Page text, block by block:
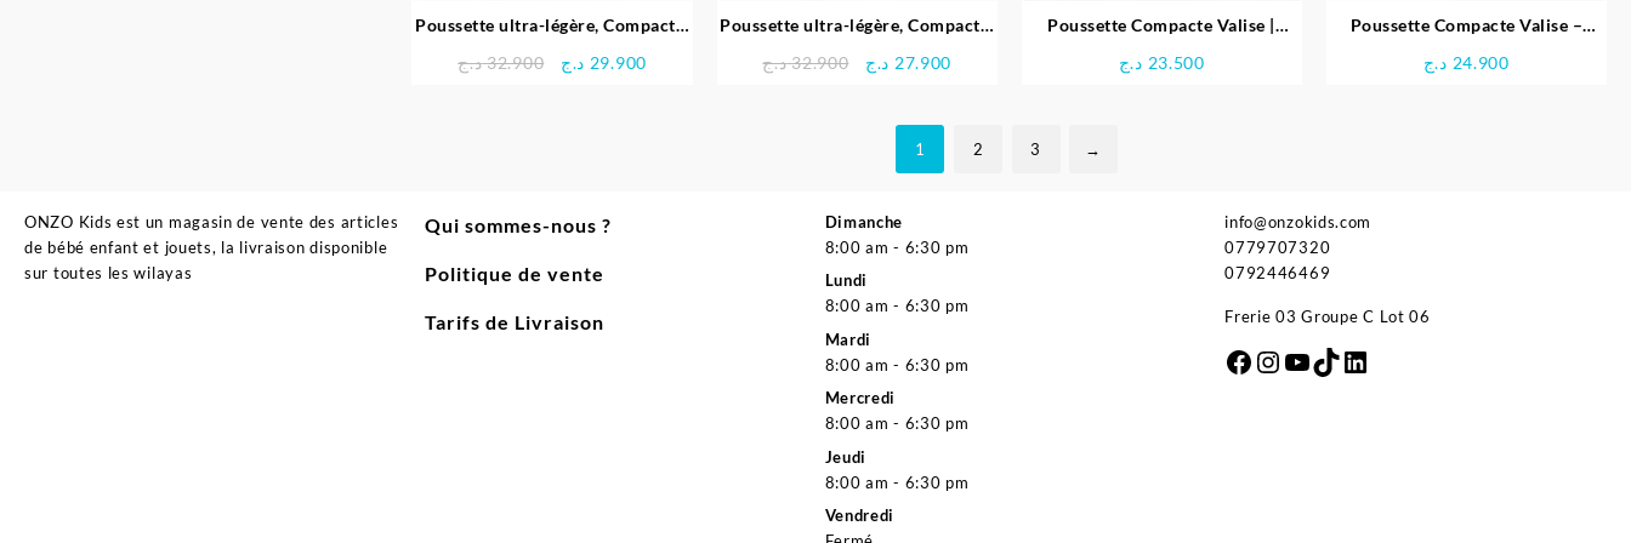
Poussette ultra-légère, Compacte,
32.900 د.ج
Le
29.900 د.ج
Poussette ultra-légère, Compacte,
32.900 د.ج
Le
27.900 د.ج
Poussette Compacte Valise |
23.500 د.ج
Poussette Compacte Valise –
24.900 د.ج
1 2 3 →
ONZO Kids est un magasin de vente des articles
de bébé enfant et jouets, la livraison disponible
sur toutes les wilayas
Qui sommes-nous ?
Politique de vente
Tarifs de Livraison
Dimanche
8:00 am - 6:30 pm
Lundi
8:00 am - 6:30 pm
Mardi
8:00 am - 6:30 pm
Mercredi
8:00 am - 6:30 pm
Jeudi
8:00 am - 6:30 pm
Vendredi
info@onzokids.com
0779707320
0792446469
Frerie 03 Groupe C Lot 06
Facebook
Instagram
YouTube
TikTok
LinkedIn